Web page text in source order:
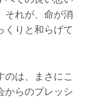
それが、命が消
くりと和らげて
のは、まさにこ
からのプレッシ